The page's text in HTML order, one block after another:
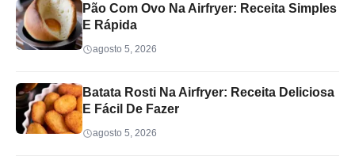
Pão Com Ovo Na Airfryer: Receita Simples
E Rápida
agosto 5, 2026
Batata Rosti Na Airfryer: Receita Deliciosa
E Fácil De Fazer
agosto 5, 2026